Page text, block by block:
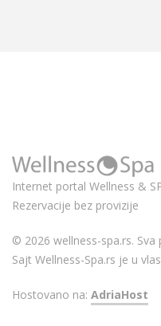
Internet portal Wellness &
Rezervacije bez provizije
© 2026 wellness-spa.rs. Sva
Sajt Wellness-Spa.rs je u
Hostovano na: AdriaHost